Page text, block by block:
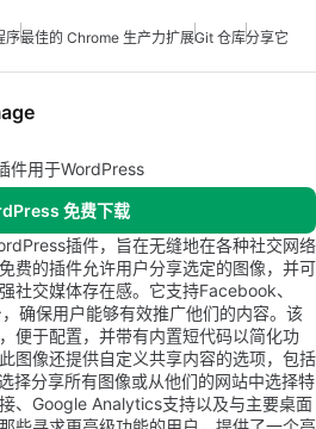
序最佳的 Chrome 生产力扩展Git 仓库分享它
件用于WordPress
免费下载
插件，旨在无缝地在各种社交网络
费的插件允许用户分享选定的图像，并可
社交媒体存在感。它支持Facebook、
确保用户能够有效推广他们的内容。该
便于配置，并带有内置短代码以简化功
图像还提供自定义共享内容的选项，包括
择分享所有图像或从他们的网站中选择特
、Google Analytics支持以及与主要桌面